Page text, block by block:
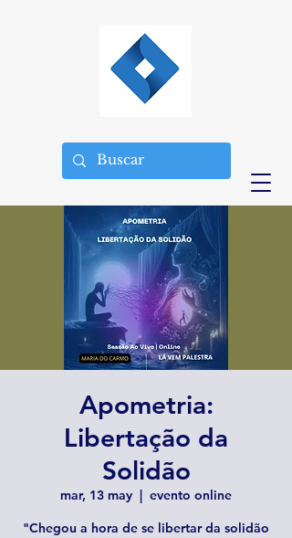
Apometria:
Libertação da
Solidão
mar, 13 may
  |
evento online
"Chegou a hora de se libertar da solidão